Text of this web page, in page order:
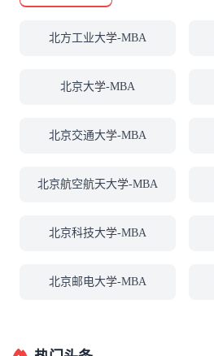
北方工业大学-MBA
北京大学-MBA
北京交通大学-MBA
北京航空航天大学-MBA
北京科技大学-MBA
北京邮电大学-MBA